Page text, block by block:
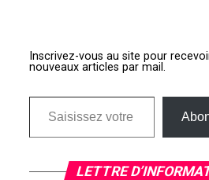
Inscrivez-vous au site pour
nouveaux articles par mail.
Saisissez votre adresse e-mail…
LETTRE